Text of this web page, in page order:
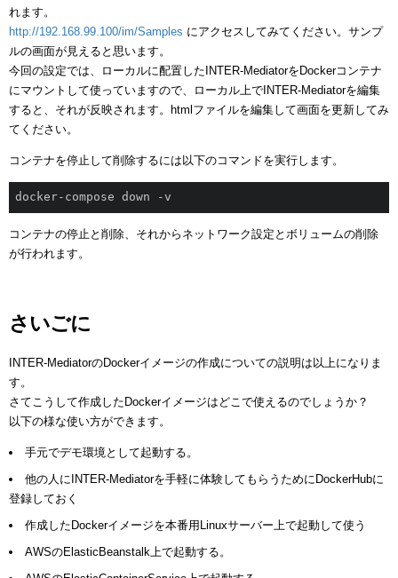
れます。
http://192.168.99.100/im/Samples にアクセスしてみてください。サンプ
ルの画面が見えると思います。
今回の設定では、ローカルに配置したINTER-MediatorをDockerコンテナ
にマウントして使っていますので、ローカル上でINTER-Mediatorを編集
すると、それが反映されます。htmlファイルを編集して画面を更新してみ
てください。
コンテナを停止して削除するには以下のコマンドを実行します。
docker-compose down -v
コンテナの停止と削除、それからネットワーク設定とボリュームの削除
が行われます。
さいごに
INTER-MediatorのDockerイメージの作成についての説明は以上になりま
す。
さてこうして作成したDockerイメージはどこで使えるのでしょうか？
以下の様な使い方ができます。
手元でデモ環境として起動する。
他の人にINTER-Mediatorを手軽に体験してもらうためにDockerHubに
登録しておく
作成したDockerイメージを本番用Linuxサーバー上で起動して使う
AWSのElasticBeanstalk上で起動する。